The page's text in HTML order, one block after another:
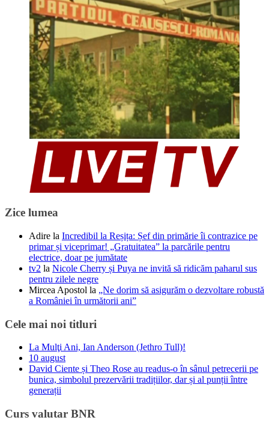
Zice lumea
Adire la Incredibil la Reșița: Șef din primărie îi contrazice pe
primar și viceprimar! „Gratuitatea” la parcările pentru
electrice, doar pe jumătate
tv2 la Nicole Cherry și Puya ne invită să ridicăm paharul sus
pentru zilele negre
Mircea Apostol la „Ne dorim să asigurăm o dezvoltare robustă
a României în următorii ani”
Cele mai noi titluri
La Mulţi Ani, Ian Anderson (Jethro Tull)!
10 august
David Ciente și Theo Rose au readus-o în sânul petrecerii pe
bunica, simbolul prezervării tradițiilor, dar și al punții între
generații
Curs valutar BNR